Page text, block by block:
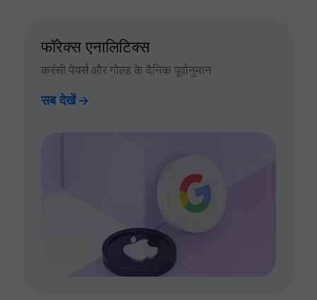
फॉरेक्स एनालिटिक्स
करंसी पेयर्स और गोल्ड के दैनिक पूर्वानुमान
सब देखें